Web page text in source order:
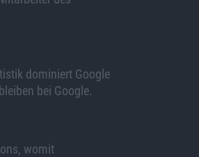
dominiert Google
bei Google.
womit